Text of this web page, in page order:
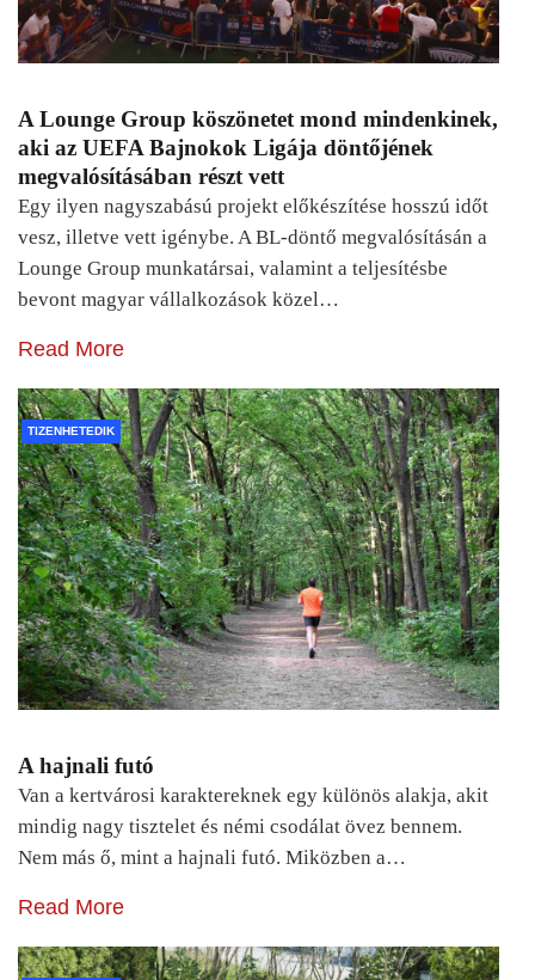
A Lounge Group köszönetet mond mindenkinek,
aki az UEFA Bajnokok Ligája döntőjének
megvalósításában részt vett
Egy ilyen nagyszabású projekt előkészítése hosszú időt
vesz, illetve vett igénybe. A BL-döntő megvalósításán a
Lounge Group munkatársai, valamint a teljesítésbe
bevont magyar vállalkozások közel…
Read More
TIZENHETEDIK
A hajnali futó
Van a kertvárosi karaktereknek egy különös alakja, akit
mindig nagy tisztelet és némi csodálat övez bennem.
Nem más ő, mint a hajnali futó. Miközben a…
Read More